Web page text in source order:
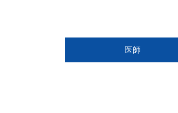
医師